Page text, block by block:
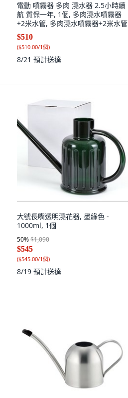
電動 噴霧器 多肉 澆水器 2.5小時續
航 質保一年, 1個, 多肉澆水噴霧器
+2米水管, 多肉澆水噴霧器+2米水管
$510
($510.00/1個)
8/21 預計送達
大號長嘴透明澆花器, 墨綠色 -
1000ml, 1個
50%$1,090
$545
($545.00/1個)
8/19 預計送達